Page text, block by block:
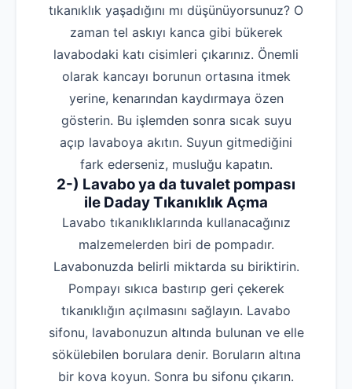
tıkanıklık yaşadığını mı düşünüyorsunuz? O
zaman tel askıyı kanca gibi bükerek
lavabodaki katı cisimleri çıkarınız. Önemli
olarak kancayı borunun ortasına itmek
yerine, kenarından kaydırmaya özen
gösterin. Bu işlemden sonra sıcak suyu
açıp lavaboya akıtın. Suyun gitmediğini
fark ederseniz, musluğu kapatın.
2-) Lavabo ya da tuvalet pompası
ile Daday Tıkanıklık Açma
Lavabo tıkanıklıklarında kullanacağınız
malzemelerden biri de pompadır.
Lavabonuzda belirli miktarda su biriktirin.
Pompayı sıkıca bastırıp geri çekerek
tıkanıklığın açılmasını sağlayın. Lavabo
sifonu, lavabonuzun altında bulunan ve elle
sökülebilen borulara denir. Boruların altına
bir kova koyun. Sonra bu sifonu çıkarın.